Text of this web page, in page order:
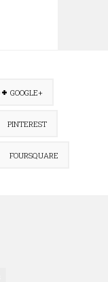
GOOGLE+
PINTEREST
FOURSQUARE